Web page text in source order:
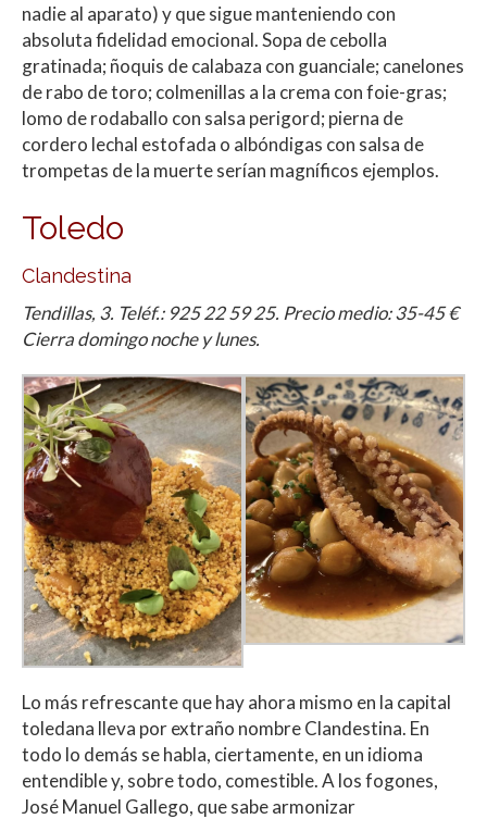
nadie al aparato) y que sigue manteniendo con
absoluta fidelidad emocional. Sopa de cebolla
gratinada; ñoquis de calabaza con guanciale; canelones
de rabo de toro; colmenillas a la crema con foie-gras;
lomo de rodaballo con salsa perigord; pierna de
cordero lechal estofada o albóndigas con salsa de
trompetas de la muerte serían magníficos ejemplos.
Toledo
Clandestina
Tendillas, 3. Teléf.: 925 22 59 25. Precio medio: 35-45 €
Cierra domingo noche y lunes.
Lo más refrescante que hay ahora mismo en la capital
toledana lleva por extraño nombre Clandestina. En
todo lo demás se habla, ciertamente, en un idioma
entendible y, sobre todo, comestible. A los fogones,
José Manuel Gallego, que sabe armonizar